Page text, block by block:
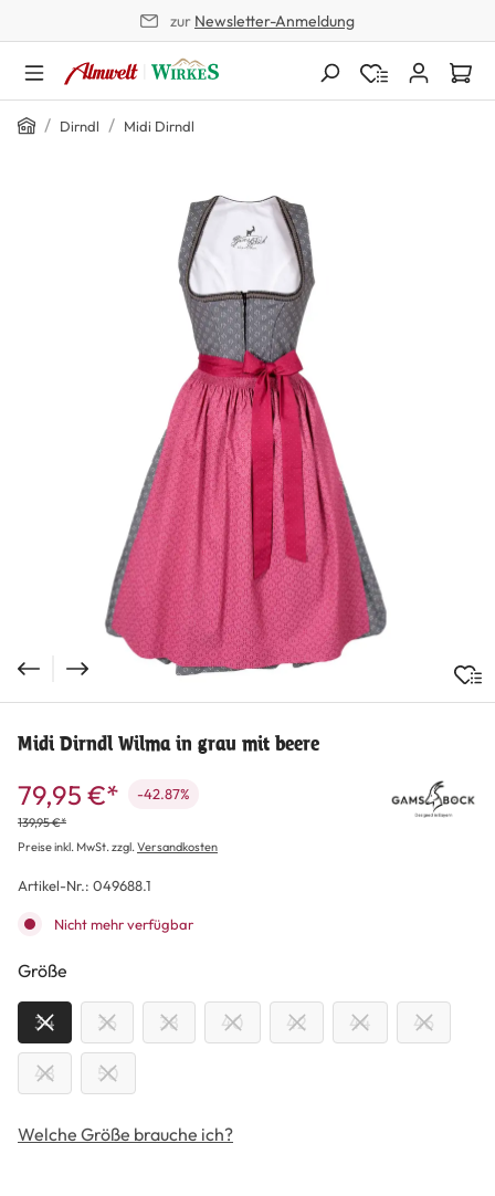
zur Newsletter-Anmeldung
Home
/ Dirndl / Midi Dirndl
Midi Dirndl Wilma in grau mit beere
79,95 €* -42.87%
139,95 €*
Preise inkl. MwSt. zzgl.Versandkosten
Artikel-Nr.: 049688.1
Nicht mehr verfügbar
Größe
34 36 38 40 42 44 46
48 50
Welche Größe brauche ich?